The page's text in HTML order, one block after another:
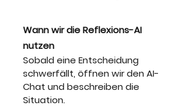
Wann wir die Reflexions-AI
nutzen
Sobald eine Entscheidung
schwerfällt, öffnen wir den AI-
Chat und beschreiben die
Situation.